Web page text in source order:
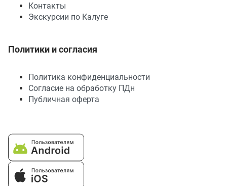
Контакты
Экскурсии по Калуге
Политики и согласия
Политика конфиденциальности
Согласие на обработку ПДн
Публичная оферта